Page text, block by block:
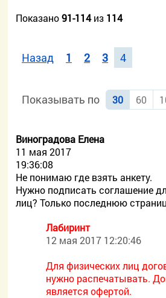
Показано91-114из 114
Назад 1 2 3 4
Показывать по 30 60
Виноградова Елена
11 мая 2017
19:36:08
Не понимаю где взять анкету.
Нужно подписать соглашение
лиц? Только последнюю
Лабиринт
12 мая 2017 12:20:46
Для физических лиц
нужно распечатывать.
является офертой.